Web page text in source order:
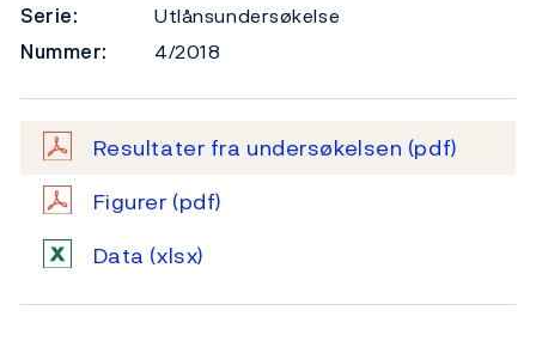
Serie:
Utlånsundersøkelse
Nummer:
4/2018
Resultater fra undersøkelsen (pdf)
Figurer (pdf)
Data (xlsx)